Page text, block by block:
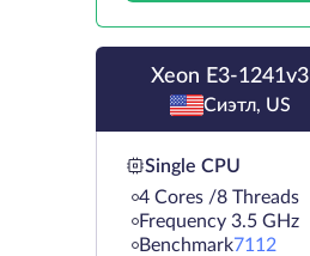
Xeon E3-1241v3
Сиэтл, US
Single CPU
4 Cores /8 Threads
Frequency 3.5 GHz
Benchmark7112